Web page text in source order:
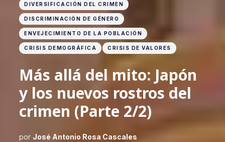
DIVERSIFICACIÓN DEL CRIMEN
DISCRIMINACIÓN DE GÉNERO
ENVEJECIMIENTO DE LA POBLACIÓN
CRISIS DEMOGRÁFICA CRISIS DE VALORES
Más allá del mito: Japón
y los nuevos rostros del
crimen (Parte 2/2)
por José Antonio Rosa Cascales